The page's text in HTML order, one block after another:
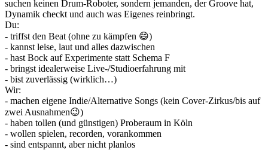
suchen keinen Drum-Roboter, sondern jemanden, der Groove hat,
Dynamik checkt und auch was Eigenes reinbringt.
Du:
- triffst den Beat (ohne zu kämpfen 😄)
- kannst leise, laut und alles dazwischen
- hast Bock auf Experimente statt Schema F
- bringst idealerweise Live-/Studioerfahrung mit
- bist zuverlässig (wirklich…)
Wir:
- machen eigene Indie/Alternative Songs (kein Cover-Zirkus/bis auf
zwei Ausnahmen😉)
- haben tollen (und günstigen) Proberaum in Köln
- wollen spielen, recorden, vorankommen
- sind entspannt, aber nicht planlos